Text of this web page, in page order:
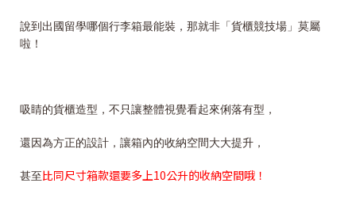
說到出國留學哪個行李箱最能裝，那就非「貨櫃競技場」莫屬
啦！
吸睛的貨櫃造型，不只讓整體視覺看起來俐落有型，
還因為方正的設計，讓箱內的收納空間大大提升，
甚至 比同尺寸箱款還要多上10公升的收納空間哦！